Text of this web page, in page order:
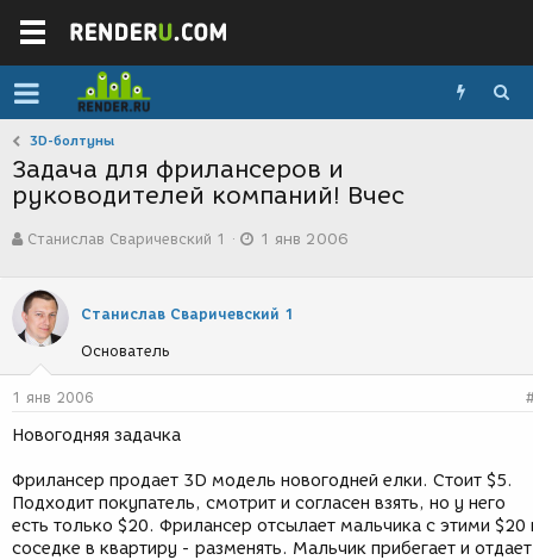
3D-болтуны
Задача для фрилансеров и
руководителей компаний! Вчес
в
о
р
т
м
ы
Станислав Сваричевский 1
а
с
д
1 янв 2006
Станислав Сваричевский 1
Основатель
1 янв 2006
Новогодняя задачка
Фрилансер продает 3D модель новогодней елки. Стоит $5.
Подходит покупатель, смотрит и согласен взять, но у него
есть только $20. Фрилансер отсылает мальчика с этими $20
соседке в квартиру - разменять. Мальчик прибегает и отдает